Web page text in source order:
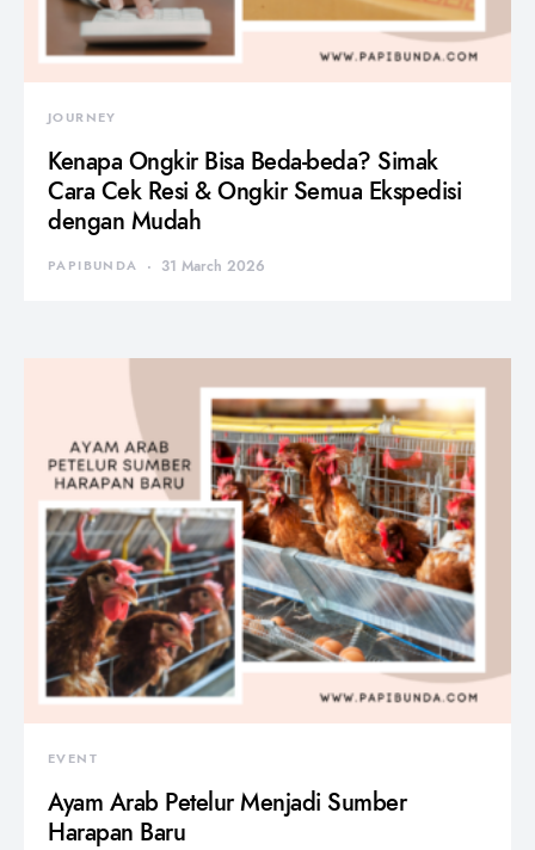
JOURNEY
Kenapa Ongkir Bisa Beda-beda? Simak
Cara Cek Resi & Ongkir Semua Ekspedisi
dengan Mudah
PAPIBUNDA 31 March 2026
EVENT
Ayam Arab Petelur Menjadi Sumber
Harapan Baru